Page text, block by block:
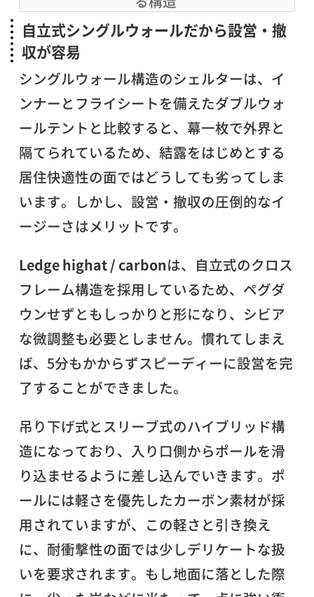
自立式シングルウォールだから設営・撤
収が容易
シングルウォール構造のシェルターは、イ
ンナーとフライシートを備えたダブルウォ
ールテントと比較すると、幕一枚で外界と
隔てられているため、結露をはじめとする
居住快適性の面ではどうしても劣ってしま
います。しかし、設営・撤収の圧倒的なイ
ージーさはメリットです。
Ledge highat / carbonは、自立式のクロス
フレーム構造を採用しているため、ペグダ
ウンせずともしっかりと形になり、シビア
な微調整も必要としません。慣れてしまえ
ば、5分もかからずスピーディーに設営を完
了することができました。
吊り下げ式とスリーブ式のハイブリッド構
造になっており、入り口側からポールを滑
り込ませるように差し込んでいきます。ポ
ールには軽さを優先したカーボン素材が採
用されていますが、この軽さと引き換え
に、耐衝撃性の面では少しデリケートな扱
いを要求されます。もし地面に落とした際